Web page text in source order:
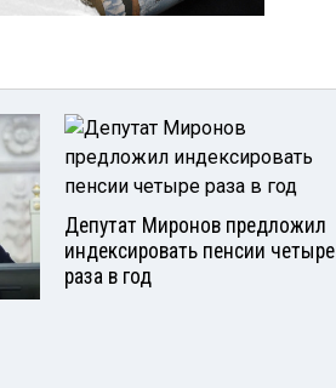
Депутат Миронов предложил
индексировать пенсии четыре
раза в год